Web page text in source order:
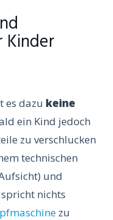
Kinder
es dazu keine
ein Kind jedoch
zu verschlucken
technischen
und
nichts
zu